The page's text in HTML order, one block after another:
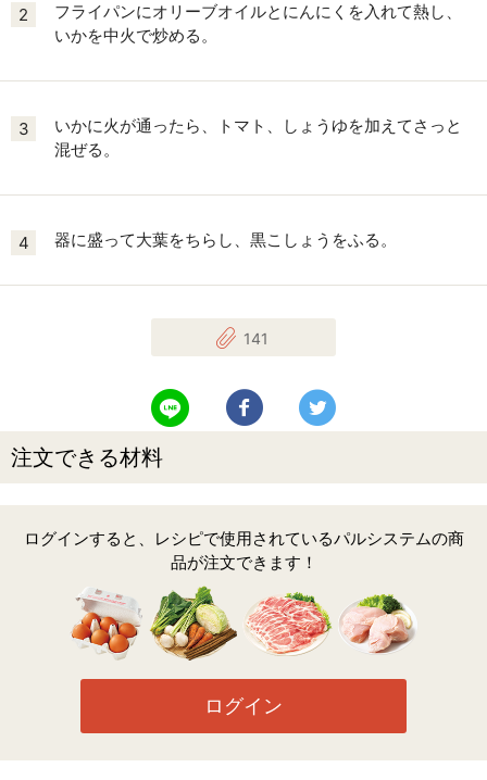
2
フライパンにオリーブオイルとにんにくを入れて熱し、
いかを中火で炒める。
3
いかに火が通ったら、トマト、しょうゆを加えてさっと
混ぜる。
4 器に盛って大葉をちらし、黒こしょうをふる。
141
LINEで送る Facebookでシェアする
注文できる材料
ログインすると、レシピで使用されているパルシステムの商
品が注文できます！
ログイン